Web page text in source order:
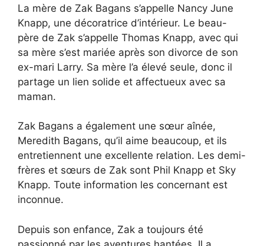
La mère de Zak Bagans s’appelle Nancy June
Knapp, une décoratrice d’intérieur. Le beau-
père de Zak s’appelle Thomas Knapp, avec qui
sa mère s’est mariée après son divorce de son
ex-mari Larry. Sa mère l’a élevé seule, donc il
partage un lien solide et affectueux avec sa
maman.
Zak Bagans a également une sœur aînée,
Meredith Bagans, qu’il aime beaucoup, et ils
entretiennent une excellente relation. Les demi-
frères et sœurs de Zak sont Phil Knapp et Sky
Knapp. Toute information les concernant est
inconnue.
Depuis son enfance, Zak a toujours été